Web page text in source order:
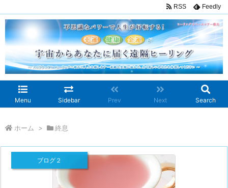
Menu Sidebar Prev Next Search
RSS Feedly
ホーム > 終息
ブログ２